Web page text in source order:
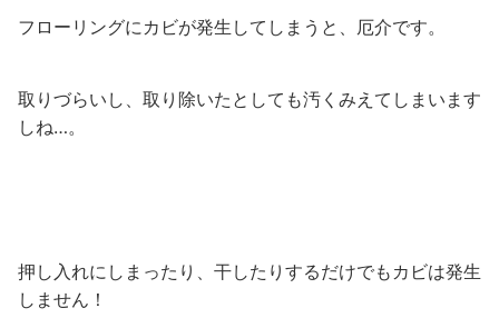
フローリングにカビが発生してしまうと、厄介です。
取りづらいし、取り除いたとしても汚くみえてしまいます
しね…。
押し入れにしまったり、干したりするだけでもカビは発生
しません！